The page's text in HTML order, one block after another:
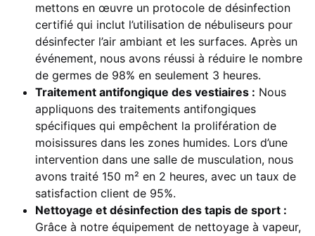
mettons en œuvre un protocole de désinfection
certifié qui inclut l’utilisation de nébuliseurs pour
désinfecter l’air ambiant et les surfaces. Après un
événement, nous avons réussi à réduire le nombre
de germes de 98% en seulement 3 heures.
Traitement antifongique des vestiaires : Nous
appliquons des traitements antifongiques
spécifiques qui empêchent la prolifération de
moisissures dans les zones humides. Lors d’une
intervention dans une salle de musculation, nous
avons traité 150 m² en 2 heures, avec un taux de
satisfaction client de 95%.
Nettoyage et désinfection des tapis de sport :
Grâce à notre équipement de nettoyage à vapeur,